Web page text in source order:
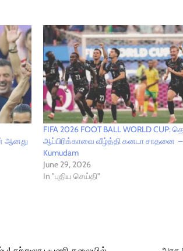
ஆனது
FIFA 2026 FOOT BALL WORLD CUP:
ஆப்பிரிக்காவை வீழ்த்தி கனடா சாதனை –
Kumudam
June 29, 2026
In "புதிய செய்தி"